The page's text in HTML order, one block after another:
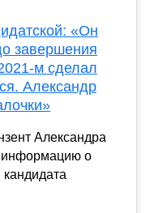
«Он
завершения
м сделал
Александр
Александра
информацию о
кандидата